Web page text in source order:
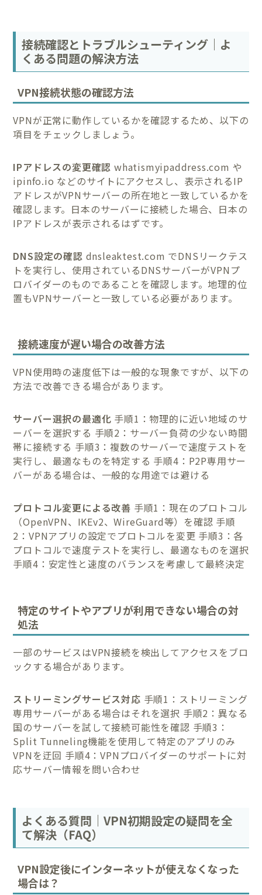
接続確認とトラブルシューティング｜よ
くある問題の解決方法
VPN接続状態の確認方法
VPNが正常に動作しているかを確認するため、以下の
項目をチェックしましょう。
IPアドレスの変更確認 whatismyipaddress.com や
ipinfo.io などのサイトにアクセスし、表示されるIP
アドレスがVPNサーバーの所在地と一致しているかを
確認します。日本のサーバーに接続した場合、日本の
IPアドレスが表示されるはずです。
DNS設定の確認 dnsleaktest.com でDNSリークテス
トを実行し、使用されているDNSサーバーがVPNプ
ロバイダーのものであることを確認します。地理的位
置もVPNサーバーと一致している必要があります。
接続速度が遅い場合の改善方法
VPN使用時の速度低下は一般的な現象ですが、以下の
方法で改善できる場合があります。
サーバー選択の最適化 手順1：物理的に近い地域のサ
ーバーを選択する 手順2：サーバー負荷の少ない時間
帯に接続する 手順3：複数のサーバーで速度テストを
実行し、最適なものを特定する 手順4：P2P専用サー
バーがある場合は、一般的な用途では避ける
プロトコル変更による改善 手順1：現在のプロトコル
（OpenVPN、IKEv2、WireGuard等）を確認 手順
2：VPNアプリの設定でプロトコルを変更 手順3：各
プロトコルで速度テストを実行し、最適なものを選択
手順4：安定性と速度のバランスを考慮して最終決定
特定のサイトやアプリが利用できない場合の対
処法
一部のサービスはVPN接続を検出してアクセスをブロ
ックする場合があります。
ストリーミングサービス対応 手順1：ストリーミング
専用サーバーがある場合はそれを選択 手順2：異なる
国のサーバーを試して接続可能性を確認 手順3：
Split Tunneling機能を使用して特定のアプリのみ
VPNを迂回 手順4：VPNプロバイダーのサポートに対
応サーバー情報を問い合わせ
よくある質問｜VPN初期設定の疑問を全
て解決（FAQ）
VPN設定後にインターネットが使えなくなった
場合は？